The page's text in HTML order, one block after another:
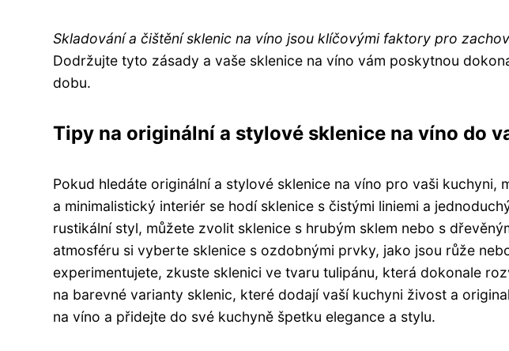
Skladování a čištění sklenic na víno jsou klíčovými faktory pro
Dodržujte tyto zásady a vaše sklenice na víno vám poskytnou
dobu.
Tipy na originální a stylové sklenice na víno do
Pokud hledáte originální a stylové sklenice na víno pro vaši kuchyni,
a minimalistický interiér se hodí sklenice s čistými liniemi a
rustikální styl, můžete zvolit sklenice s hrubým sklem nebo s
atmosféru si vyberte sklenice s ozdobnými prvky, jako jsou růže
experimentujete, zkuste sklenici ve tvaru tulipánu, která dokonale
na barevné varianty sklenic, které dodají vaší kuchyni živost a
na víno a přidejte do své kuchyně špetku elegance a stylu.